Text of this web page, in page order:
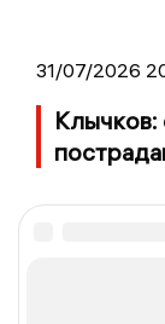
31/07/2026
Клычков: